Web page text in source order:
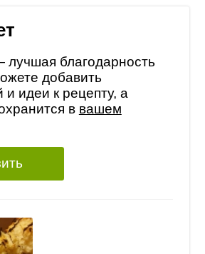
благодарность
добавить
и идеи к рецепту, а
в вашем